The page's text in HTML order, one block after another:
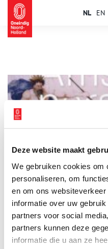
Deze website maakt
We gebruiken cookies om
personaliseren, om
en om ons
informatie over uw
partners voor social
partners kunnen deze
informatie die u aan ze
NL EN
Op zaterdag 7 februari 2026
over Amstelporselein bij de
Rob geldt als een kenner
auteur van het recent
beeld, Ouder-Amstel 1784-
1 min